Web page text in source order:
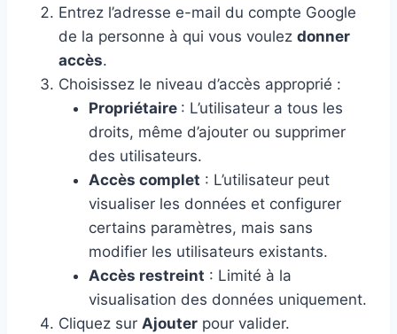
Entrez l’adresse e-mail du compte Google
de la personne à qui vous voulez donner
accès.
Choisissez le niveau d’accès approprié :
Propriétaire : L’utilisateur a tous les
droits, même d’ajouter ou supprimer
des utilisateurs.
Accès complet : L’utilisateur peut
visualiser les données et configurer
certains paramètres, mais sans
modifier les utilisateurs existants.
Accès restreint : Limité à la
visualisation des données uniquement.
Cliquez sur Ajouter pour valider.